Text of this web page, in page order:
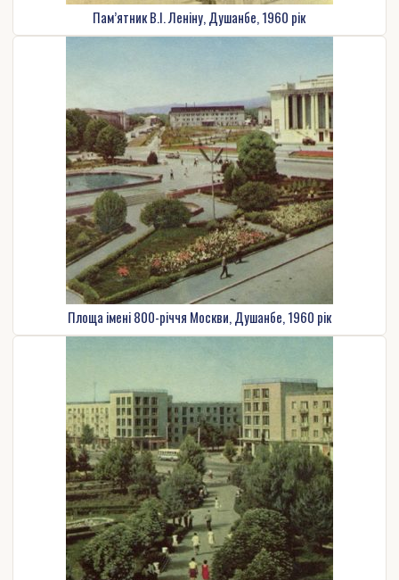
Пам’ятник В.І. Леніну, Душанбе, 1960 рік
Площа імені 800-річчя Москви, Душанбе, 1960 рік